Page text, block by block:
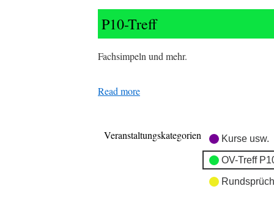
P10-
Treff
P10-Treff
Fachsimpeln und mehr.
Read more
Veranstaltungskategorien Kurse usw.
OV-Treff